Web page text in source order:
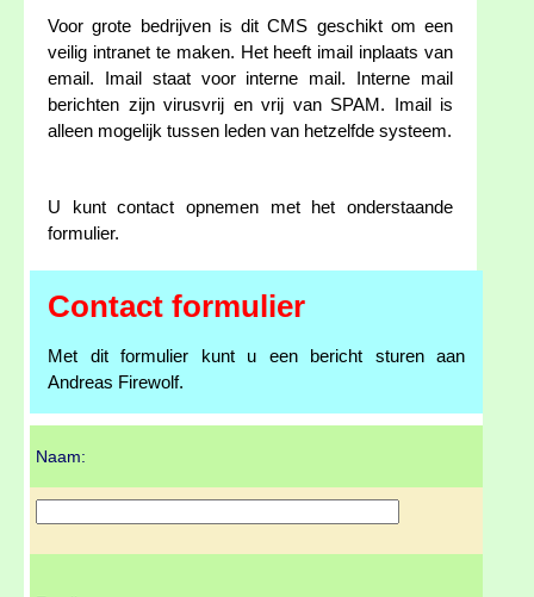
Voor grote bedrijven is dit CMS geschikt om een
veilig intranet te maken. Het heeft imail inplaats van
email. Imail staat voor interne mail. Interne mail
berichten zijn virusvrij en vrij van SPAM. Imail is
alleen mogelijk tussen leden van hetzelfde systeem.
U kunt contact opnemen met het onderstaande
formulier.
Contact formulier
Met dit formulier kunt u een bericht sturen aan
Andreas Firewolf.
Naam: